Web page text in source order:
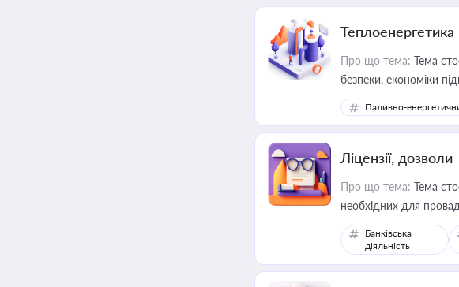
Теплоенергетика
Про що тема: Тема
безпеки, економіки
Паливно-
Ліцензії, дозволи
Про що тема: Тема
необхідних для
Банківська
діяльність